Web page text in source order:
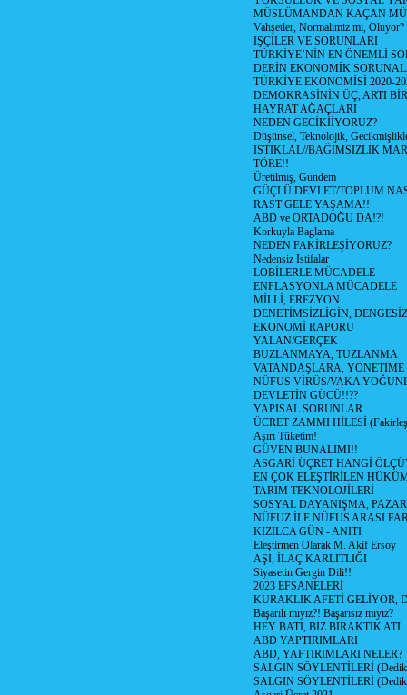
MÜSLÜMANDAN KAÇAN
Vahşetler, Normalimiz mi, Oluyor?
İŞÇİLER VE SORUNLARI
TÜRKİYE’NİN EN ÖNEMLİ
DERİN EKONOMİK
TÜRKİYE EKONOMİSİ 2020-
DEMOKRASİNİN ÜÇ, ARTI
HAYRAT AĞAÇLARI
NEDEN GECİKİİYORUZ?
Düşünsel, Teknolojik,
İSTİKLAL//BAĞIMSIZLIK
TÖRE!!
Üretilmiş, Gündem
GÜÇLÜ DEVLET/TOPLUM
RAST GELE YAŞAMA!!
ABD ve ORTADOĞU DA!?!
Korkuyla Baglama
NEDEN FAKİRLEŞİYORUZ?
Nedensiz İstifalar
LOBİLERLE MÜCADELE
ENFLASYONLA MÜCADELE
MİLLİ, EREZYON
DENETİMSİZLİGİN,
EKONOMİ RAPORU
YALAN/GERÇEK
BUZLANMAYA, TUZLANMA
VATANDAŞLARA,
NÜFUS VİRÜS/VAKA
DEVLETİN GÜCÜ!!??
YAPISAL SORUNLAR
ÜCRET ZAMMI HİLESİ
Aşırı Tüketim!
GÜVEN BUNALIMI!!
ASGARİ ÜÇRET HANGİ
EN ÇOK ELEŞTİRİLEN
TARIM TEKNOLOJİLERİ
SOSYAL DAYANIŞMA,
NÜFUZ İLE NÜFUS ARASI
KIZILCA GÜN - ANITI
Eleştirmen Olarak M. Akif Ersoy
AŞI, İLAÇ KARLITLIĞI
Siyasetin Gergin Dili!!
2023 EFSANELERİ
KURAKLIK AFETİ GELİYOR,
Başarılı mıyız?! Başarısız mıyız?
HEY BATI, BİZ BIRAKTIK ATI
ABD YAPTIRIMLARI
ABD, YAPTIRIMLARI NELER?
SALGIN SÖYLENTİLERİ
SALGIN SÖYLENTİLERİ